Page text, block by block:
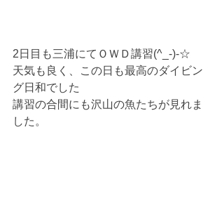
2日目も三浦にてＯＷＤ講習(^_-)-☆
天気も良く、この日も最高のダイビン
グ日和でした
講習の合間にも沢山の魚たちが見れま
した。